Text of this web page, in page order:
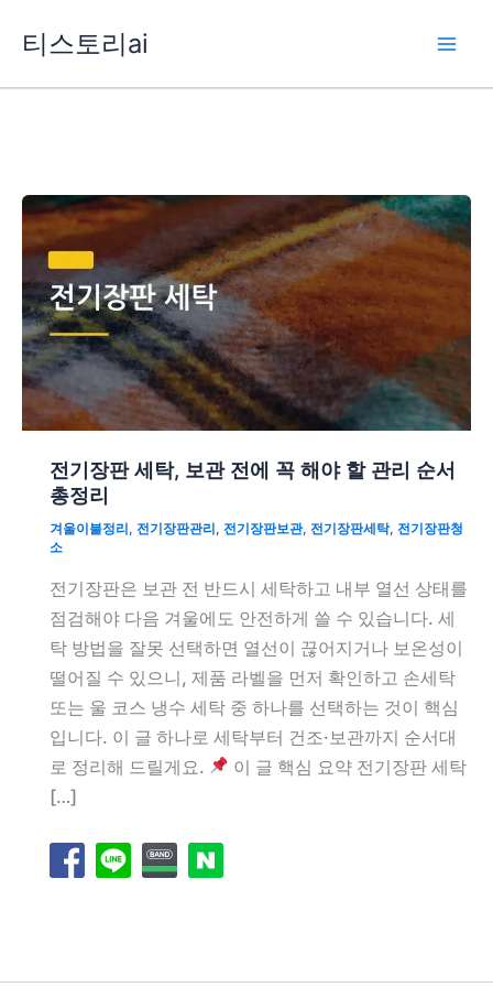
티스토리ai
전기장판 세탁, 보관 전에 꼭 해야 할 관리 순서
총정리
겨울이불정리 , 전기장판관리 , 전기장판보관, 전기장판세탁, 전기장판청
소
전기장판은 보관 전 반드시 세탁하고 내부 열선 상태를
점검해야 다음 겨울에도 안전하게 쓸 수 있습니다. 세
탁 방법을 잘못 선택하면 열선이 끊어지거나 보온성이
떨어질 수 있으니, 제품 라벨을 먼저 확인하고 손세탁
또는 울 코스 냉수 세탁 중 하나를 선택하는 것이 핵심
입니다. 이 글 하나로 세탁부터 건조·보관까지 순서대
로 정리해 드릴게요.
이 글 핵심 요약 전기장판 세탁
[…]